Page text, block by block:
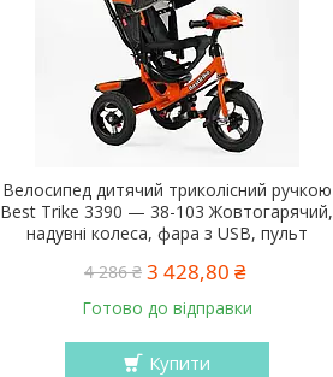
Велосипед дитячий триколісний ручкою
Best Trike 3390 — 38-103 Жовтогарячий,
надувні колеса, фара з USB, пульт
4 286 ₴ 3 428,80 ₴
Готово до відправки
Купити